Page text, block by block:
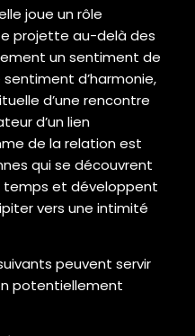
joue un rôle
projette au-delà des
un sentiment de
d’harmonie,
d’une rencontre
d’un lien
de la relation est
qui se découvrent
et développent
vers une intimité
peuvent servir
potentiellement